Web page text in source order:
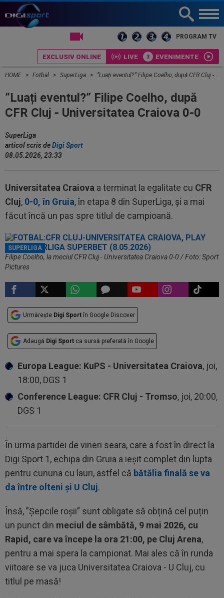
PROGRAM TV
EXCLUSIV ONLINE LIVE EVENIMENTE
HOME Fotbal SuperLiga ”Luați eventul?” Filipe Coelho, după CFR Cluj - Universitatea Craiova 0-0
”Luați eventul?” Filipe Coelho, după
CFR Cluj - Universitatea Craiova 0-0
SuperLiga
articol scris deDigi Sport
08.05.2026, 23:33
Universitatea Craiova a terminat la egalitate cu CFR
Cluj, 0-0, în Gruia, în etapa 8 din SuperLiga, și a mai
făcut încă un pas spre titlul de campioană.
SUPERLIGA
Filipe Coelho, la meciul CFR Cluj - Universitatea Craiova 0-0 / Foto: Sport
Pictures
Urmărește Digi Sport în Google Discover
Adaugă Digi Sport ca sursă preferată în Google
Europa League: KuPS - Universitatea Craiova, joi,
18:00, DGS 1
Conference League: CFR Cluj - Tromso, joi, 20:00,
DGS 1
În urma partidei de vineri seara, care a fost în direct la
Digi Sport 1, echipa din Gruia a ieșit complet din lupta
pentru cununa cu lauri, astfel că bătălia finală se va
da între olteni și U Cluj.
Însă, ”Șepcile roșii” sunt obligate să obțină cel puțin
un punct din meciul de sâmbătă, 9 mai 2026, cu
Rapid, care va începe la ora 21:00, pe Cluj Arena,
pentru a mai spera la campionat. Mai ales că în runda
viitoare se va juca Universitatea Craiova - U Cluj, cu
titlul pe masă!